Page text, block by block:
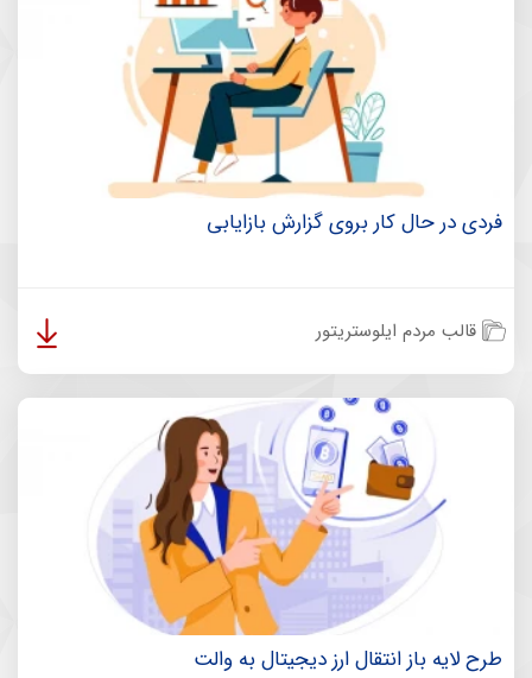
فردی در حال کار بروی گزارش بازایابی
قالب مردم ایلوستریتور
طرح لایه باز انتقال ارز دیجیتال به والت